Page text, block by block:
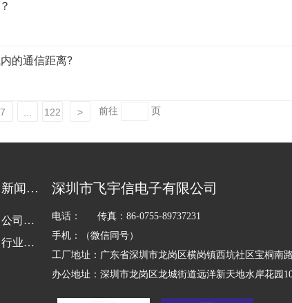
的通信距离?
7 122 > 前往 页
新闻动
公司新
闻
行业新
深圳市飞宇信电子有限公司
电话： 传真：86-0755-89737231
手机：（微信同号）
工厂地址：广东省深圳市龙岗区横岗镇西坑社区宝桐南
办公地址：深圳市龙岗区龙城街道远洋新天地水岸花园